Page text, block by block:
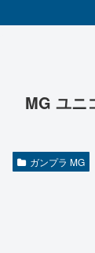
MG ユニ
ガンプラ MG